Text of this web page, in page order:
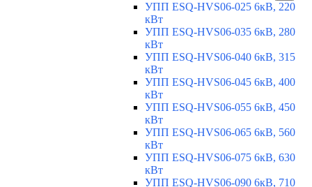
УПП ESQ-HVS06-025 6кВ, 220
кВт
УПП ESQ-HVS06-035 6кВ, 280
кВт
УПП ESQ-HVS06-040 6кВ, 315
кВт
УПП ESQ-HVS06-045 6кВ, 400
кВт
УПП ESQ-HVS06-055 6кВ, 450
кВт
УПП ESQ-HVS06-065 6кВ, 560
кВт
УПП ESQ-HVS06-075 6кВ, 630
кВт
УПП ESQ-HVS06-090 6кВ, 710